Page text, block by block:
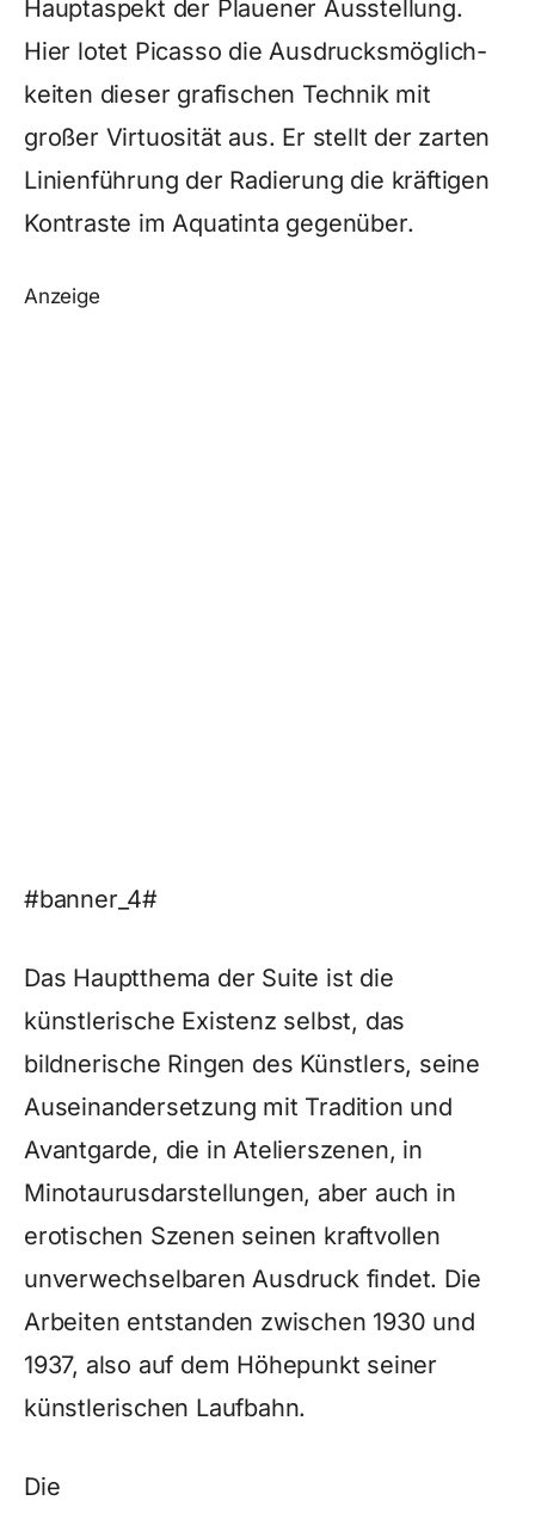
Hauptaspekt der Plauener Ausstellung.
Hier lotet Picasso die Ausdrucksmöglich­
keiten dieser grafischen Technik mit
großer Virtuosität aus. Er stellt der zarten
Linienführung der Radierung die kräftigen
Kontraste im Aquatinta gegenüber.
Anzeige
#banner_4#
Das Hauptthema der Suite ist die
künstlerische Existenz selbst, das
bildnerische Ringen des Künstlers, seine
Auseinander­setzung mit Tradition und
Avantgarde, die in Atelierszenen, in
Minotaurusdarstellungen, aber auch in
erotischen Szenen seinen kraftvollen
unverwechselbaren Ausdruck findet. Die
Arbeiten entstanden zwischen 1930 und
1937, also auf dem Höhepunkt seiner
künstlerischen Laufbahn.
Die